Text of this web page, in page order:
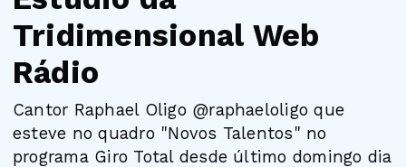
Tridimensional Web
Rádio
Cantor Raphael Oligo @raphaeloligo que
esteve no quadro "Novos Talentos" no
programa Giro Total desde último domingo dia